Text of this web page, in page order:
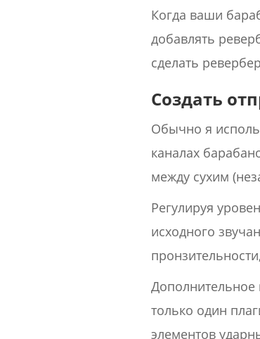
Когда ваши
добавлять
сделать
Создать
Обычно я
каналах
между сухим
Регулируя
исходного
только один
элементов